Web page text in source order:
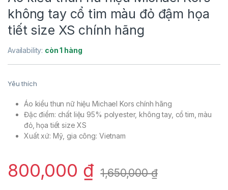
không tay cổ tim màu đỏ đậm họa
tiết size XS chính hãng
Availability: còn 1 hàng
Yêu thích
Áo kiểu thun nữ hiệu Michael Kors chính hãng
Đặc điểm: chất liệu 95% polyester, không tay, cổ tim, màu
đỏ, họa tiết size XS
Xuất xứ: Mỹ, gia công: Vietnam
800,000 ₫ 1,650,000₫